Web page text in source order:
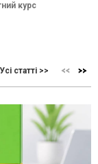
курс
Усі статті >>